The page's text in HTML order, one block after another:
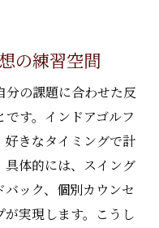
の練習空間
の課題に合わせた反
す。インドアゴルフ
きなタイミングで計
体的には、スイング
ック、個別カウンセ
が実現します。こうし